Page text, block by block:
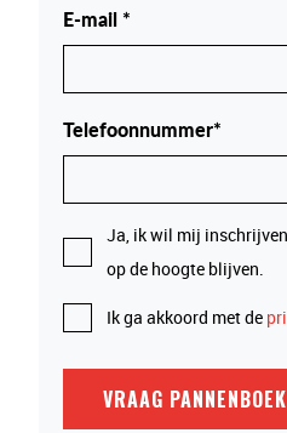
E-mail *
Telefoonnummer*
Ja, ik wil mij
op de hoogte blijven.
Ik ga akkoord met de
VRAAG